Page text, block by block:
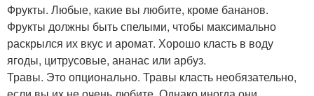
Фрукты. Любые, какие вы любите, кроме бананов.
Фрукты должны быть спелыми, чтобы максимально
раскрылся их вкус и аромат. Хорошо класть в воду
ягоды, цитрусовые, ананас или арбуз.
Травы. Это опционально. Травы класть необязательно,